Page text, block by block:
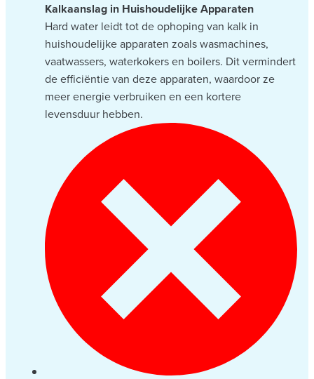
Kalkaanslag in Huishoudelijke Apparaten
Hard water leidt tot de ophoping van kalk in
huishoudelijke apparaten zoals wasmachines,
vaatwassers, waterkokers en boilers. Dit vermindert
de efficiëntie van deze apparaten, waardoor ze
meer energie verbruiken en een kortere
levensduur hebben.